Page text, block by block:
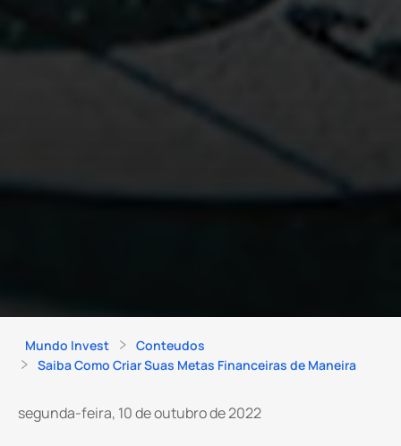
Mundo Invest
Conteudos
Saiba Como Criar Suas Metas Financeiras de Maneira
segunda-feira, 10 de outubro de 2022